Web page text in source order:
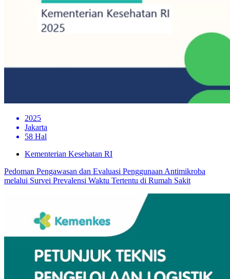
2025
Jakarta
58 Hal
Kementerian Kesehatan RI
Pedoman Pengawasan dan Evaluasi Penggunaan Antimikroba
melalui Survei Prevalensi Waktu Tertentu di Rumah Sakit